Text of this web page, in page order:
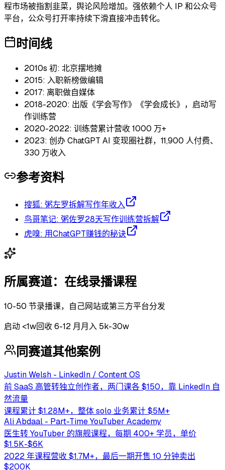
程市场被指割韭菜，舆论风险增加。强依赖个人 IP 和公众号
平台，公众号打开率持续下滑直接冲击转化。
时间线
2010s 初: 北京摆地摊
2015: 入职新榜做编辑
2017: 离职做自媒体
2018-2020: 出版《学会写作》《学会成长》，启动写
作训练营
2020-2022: 训练营累计营收 1000 万+
2023: 创办 ChatGPT AI 变现圈社群，11,900 人付费、
330 万收入
参考资料
搜狐: 粥左罗拆解写作年收入
鸟哥笔记: 粥佐罗28天写作训练营拆解
虎嗅: 用ChatGPT赚钱的秘诀
所属赛道： 在线录播课程
10-50 节录播课，自己网站或第三方平台分发
启动 <1w回收6-12 月 月入 5k-30w
同赛道其他案例
Justin Welsh - LinkedIn / Content OS
前 SaaS 高管转独立创作者，两门课各 $150，靠 LinkedIn 自
然流量
课程累计 $1.28M+，整体 solo 业务累计 $5M+
Ali Abdaal - Part-Time YouTuber Academy
医生转 YouTuber 的旗舰课程，每期 400+ 学员，单价
$1.5K-$6K
2022 年课程营收 $1.7M+，最后一期开售 10 分钟卖出
$200K